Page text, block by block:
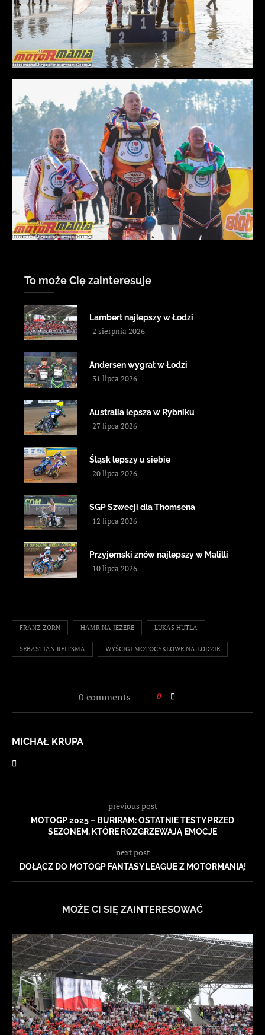
To może Cię zainteresuje
Lambert najlepszy w Łodzi
2 sierpnia 2026
Andersen wygrał w Łodzi
31 lipca 2026
Australia lepsza w Rybniku
27 lipca 2026
Śląsk lepszy u siebie
20 lipca 2026
SGP Szwecji dla Thomsena
12 lipca 2026
Przyjemski znów najlepszy w Malilli
10 lipca 2026
FRANZ ZORN HAMR NA JEZERE LUKAS HUTLA
SEBASTIAN REITSMA WYŚCIGI MOTOCYKLOWE NA LODZIE
0 comments 0
MICHAŁ KRUPA
previous post
MOTOGP 2025 – BURIRAM: OSTATNIE TESTY PRZED
SEZONEM, KTÓRE ROZGRZEWAJĄ EMOCJE
next post
DOŁĄCZ DO MOTOGP FANTASY LEAGUE Z MOTORMANIĄ!
MOŻE CI SIĘ ZAINTERESOWAĆ